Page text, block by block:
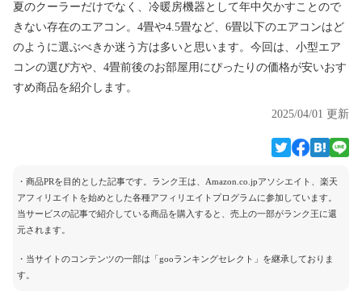
夏のクーラーだけでなく、冷暖房機器として年中欠かすことので
きない存在のエアコン。4畳や4.5畳など、6畳以下のエアコンはど
のように選ぶべきか迷う方は多いと思います。今回は、小型エア
コンの選び方や、4畳前後のお部屋用にぴったりの価格が安いおす
すめ商品を紹介します。
2025/04/01 更新
・商品PRを目的とした記事です。ランク王は、Amazon.co.jpアソシエイト、楽天
アフィリエイトを始めとした各種アフィリエイトプログラムに参加しています。
当サービスの記事で紹介している商品を購入すると、売上の一部がランク王に還
元されます。
・当サイトのコンテンツの一部は「gooランキングセレクト」を継承しておりま
す。